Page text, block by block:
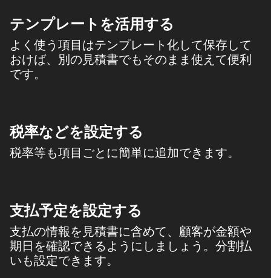
テンプレートを活用する
よく使う項目はテンプレート化して保存して
おけば、別の見積書でもそのまま使えて便利
です。
税率などを設定する
税率等も項目ごとに簡単に追加できます。
支払予定を設定する
支払の情報を見積書に含めて、顧客が金額や
期日を確認できるようにしましょう。分割払
いも設定できます。